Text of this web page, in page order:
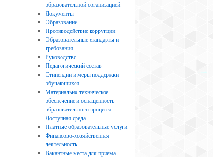
образовательной организацией
Документы
Образование
Противодействие коррупции
Образовательные стандарты и
требования
Руководство
Педагогический состав
Стипендии и меры поддержки
обучающихся
Материально-техническое
обеспечение и оснащенность
образовательного процесса.
Доступная среда
Платные образовательные услуги
Финансово-хозяйственная
деятельность
Вакантные места для приема